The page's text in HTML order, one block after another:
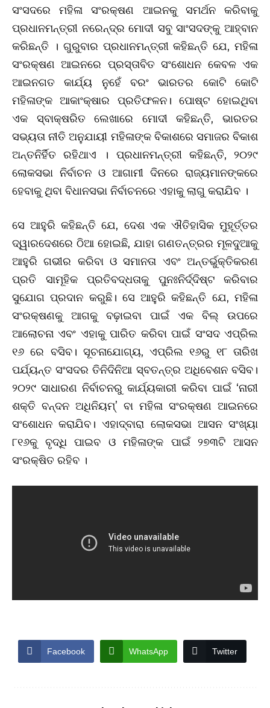
ସଂସଦରେ ମହିଳା ସଂରକ୍ଷଣ ଆଇନକୁ ସମର୍ଥନ କରିବାକୁ
ପ୍ରଧାନମନ୍ତ୍ରୀ ନରେନ୍ଦ୍ର ମୋଦୀ ସବୁ ସାଂସଦଙ୍କୁ ଆହ୍ବାନ
କରିଛନ୍ତି । ଗୁରୁବାର ପ୍ରଧାନମନ୍ତ୍ରୀ କହିଛନ୍ତି ଯେ, ମହିଳା
ସଂରକ୍ଷଣ ଆଇନରେ ପ୍ରସ୍ତାବିତ ସଂଶୋଧନ କେବଳ ଏକ
ଆଇନଗତ କାର୍ଯ୍ୟ ନୁହେଁ ବରଂ ଭାରତର କୋଟି କୋଟି
ମହିଳାଙ୍କ ଆକାଂକ୍ଷାର ପ୍ରତିଫଳନ। ପୋଷ୍ଟ ହୋଇଥିବା
ଏକ ସ୍ବାକ୍ଷରିତ ଲେଖାରେ ମୋଦୀ କହିଛନ୍ତି, ଭାରତର
ସଭ୍ୟତା ନୀତି ଅନୁଯାୟୀ ମହିଳାଙ୍କ ବିକାଶରେ ସମାଜର ବିକାଶ
ଅନ୍ତନିର୍ହିତ ରହିଥାଏ । ପ୍ରଧାନମନ୍ତ୍ରୀ କହିଛନ୍ତି, ୨୦୨୯
ଲୋକସଭା ନିର୍ବାଚନ ଓ ଆଗାମୀ ଦିନରେ ରାଜ୍ୟମାନଙ୍କରେ
ହେବାକୁ ଥିବା ବିଧାନସଭା ନିର୍ବାଚନରେ ଏହାକୁ ଲାଗୁ କରାଯିବ ।
ସେ ଆହୁରି କହିଛନ୍ତି ଯେ, ଦେଶ ଏକ ଐତିହାସିକ ମୁହୂର୍ତ୍ତର
ଦ୍ୱାରଦେଶରେ ଠିଆ ହୋଇଛି, ଯାହା ଗଣତନ୍ତ୍ରର ମୂଳଦୁଆକୁ
ଆହୁରି ଗଭୀର କରିବା ଓ ସମାନତା ଏବଂ ଅନ୍ତର୍ଭୁକ୍ତିକରଣ
ପ୍ରତି ସାମୂହିକ ପ୍ରତିବଦ୍ଧତାକୁ ପୁନଃନିର୍ଦ୍ଦିଷ୍ଟ କରିବାର
ସୁଯୋଗ ପ୍ରଦାନ କରୁଛି। ସେ ଆହୁରି କହିଛନ୍ତି ଯେ, ମହିଳା
ସଂରକ୍ଷଣକୁ ଆଗକୁ ବଢ଼ାଇବା ପାଇଁ ଏକ ବିଲ୍ ଉପରେ
ଆଲୋଚନା ଏବଂ ଏହାକୁ ପାରିତ କରିବା ପାଇଁ ସଂସଦ ଏପ୍ରିଲ
୧୬ ରେ ବସିବ। ସୂଚନାଯୋଗ୍ୟ, ଏପ୍ରିଲ ୧୬ରୁ ୧୮ ତାରିଖ
ପର୍ଯ୍ୟନ୍ତ ସଂସଦର ତିନିଦିନିଆ ସ୍ବତନ୍ତ୍ର ଅଧିବେଶନ ବସିବ।
୨୦୨୯ ସାଧାରଣ ନିର୍ବାଚନରୁ କାର୍ଯ୍ୟକାରୀ କରିବା ପାଇଁ ‘ନାରୀ
ଶକ୍ତି ବନ୍ଦନ ଅଧିନିୟମ୍’ ବା ମହିଳା ସଂରକ୍ଷଣ ଆଇନରେ
ସଂଶୋଧନ କରାଯିବ। ଏହାଦ୍ବାରା ଲୋକସଭା ଆସନ ସଂଖ୍ୟା
୮୧୬କୁ ବୃଦ୍ଧି ପାଇବ ଓ ମହିଳାଙ୍କ ପାଇଁ ୨୭୩ଟି ଆସନ
ସଂରକ୍ଷିତ ରହିବ ।
Facebook WhatsApp Twitter